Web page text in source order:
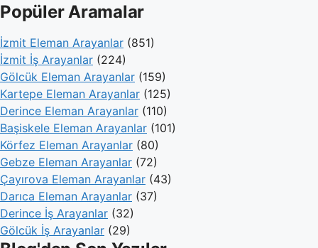
Popüler Aramalar
İzmit Eleman Arayanlar (851)
İzmit İş Arayanlar (224)
Gölcük Eleman Arayanlar (159)
Kartepe Eleman Arayanlar (125)
Derince Eleman Arayanlar (110)
Başiskele Eleman Arayanlar (101)
Körfez Eleman Arayanlar (80)
Gebze Eleman Arayanlar (72)
Çayırova Eleman Arayanlar (43)
Darıca Eleman Arayanlar (37)
Derince İş Arayanlar (32)
Gölcük İş Arayanlar (29)